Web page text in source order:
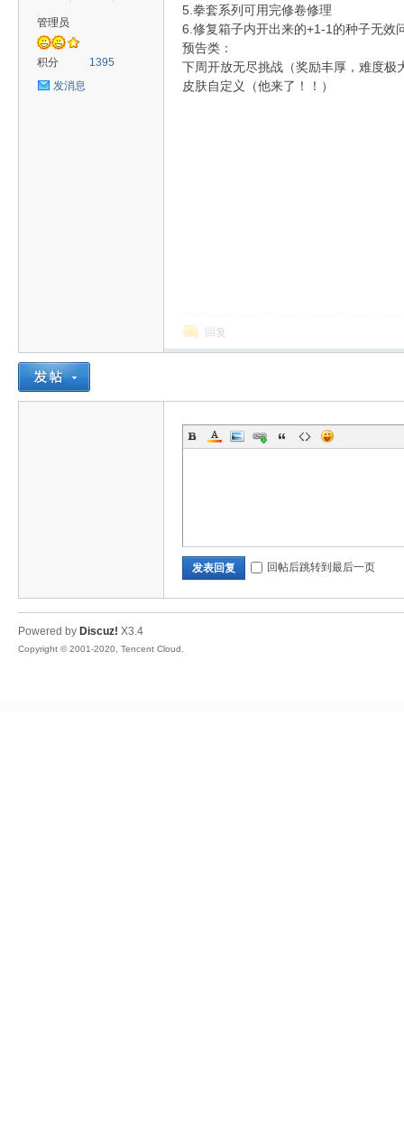
管理员
积分
1395
发消息
5.拳套系列可用完修卷修理
6.修复箱子内开出来的+1-1的种子无效
预告类：
下周开放无尽挑战（奖励丰厚，难度极
皮肤自定义（他来了！！）
回复
发表回复 回帖后跳转到最后一页
Powered by Discuz! X3.4
Copyright © 2001-2020, Tencent Cloud.